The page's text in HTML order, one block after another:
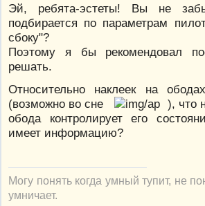
Эй, ребята-эстеты! Вы не
подбирается по параметрам
сбоку"?
Поэтому я бы рекомендовал
решать.
Относительно наклеек на
(возможно во сне
), что
обода контролирует его
имеет информацию?
Могу понять когда умный тупит, не
умничает.